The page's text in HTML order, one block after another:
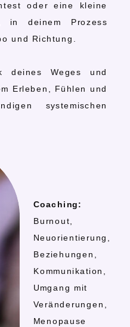
oder eine kleine
in deinem Prozess
und Richtung.
deines Weges und
Erleben, Fühlen und
systemischen
Coaching:
Burnout,
Neuorientierung,
Beziehungen,
Kommunikation,
Umgang mit
Veränderungen,
Menopause